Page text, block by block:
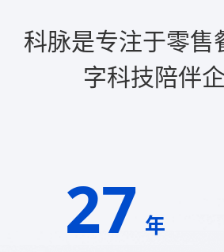
科脉是专注于零
字科技陪伴
27 年